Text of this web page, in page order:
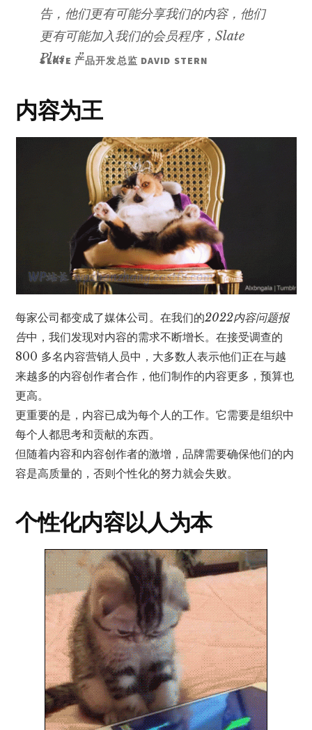
告，他们更有可能分享我们的内容，他们
更有可能加入我们的会员程序，Slate
Plus。”
SLATE 产品开发总监 DAVID STERN
内容为王
每家公司都变成了媒体公司。在我们的2022内容问题报
告中，我们发现对内容的需求不断增长。在接受调查的
800 多名内容营销人员中，大多数人表示他们正在与越
来越多的内容创作者合作，他们制作的内容更多，预算也
更高。
更重要的是，内容已成为每个人的工作。它需要是组织中
每个人都思考和贡献的东西。
但随着内容和内容创作者的激增，品牌需要确保他们的内
容是高质量的，否则个性化的努力就会失败。
个性化内容以人为本